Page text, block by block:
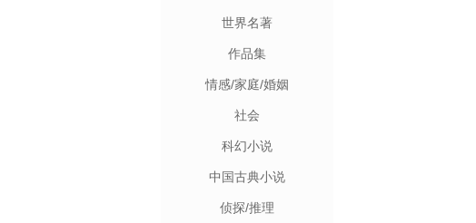
世界名著
作品集
情感/家庭/婚姻
社会
科幻小说
中国古典小说
侦探/推理